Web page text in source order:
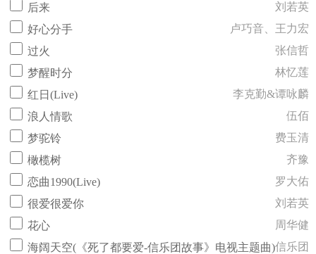
后来
刘若英
好心分手
卢巧音、王力宏
过火
张信哲
梦醒时分
林忆莲
红日(Live)
李克勤&谭咏麟
浪人情歌
伍佰
梦驼铃
费玉清
橄榄树
齐豫
恋曲1990(Live)
罗大佑
很爱很爱你
刘若英
花心
周华健
海阔天空(《死了都要爱-信乐团故事》电视主题曲)信乐团